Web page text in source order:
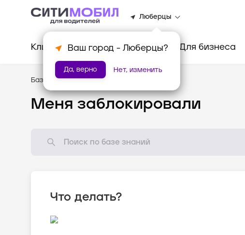
Люберцы
Ваш город - Люберцы?
Да, верно Нет, изменить
Клиентам Водителям Для бизнеса
База знаний /Популярные вопросы
Меня заблокировали
Что делать?